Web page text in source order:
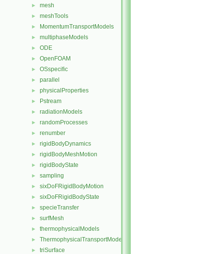
► mesh
► meshTools
► MomentumTransportModels
► multiphaseModels
► ODE
► OpenFOAM
► OSspecific
► parallel
► physicalProperties
► Pstream
► radiationModels
► randomProcesses
► renumber
► rigidBodyDynamics
► rigidBodyMeshMotion
► rigidBodyState
► sampling
► sixDoFRigidBodyMotion
► sixDoFRigidBodyState
► specieTransfer
► surfMesh
► thermophysicalModels
► ThermophysicalTransportModels
► triSurface